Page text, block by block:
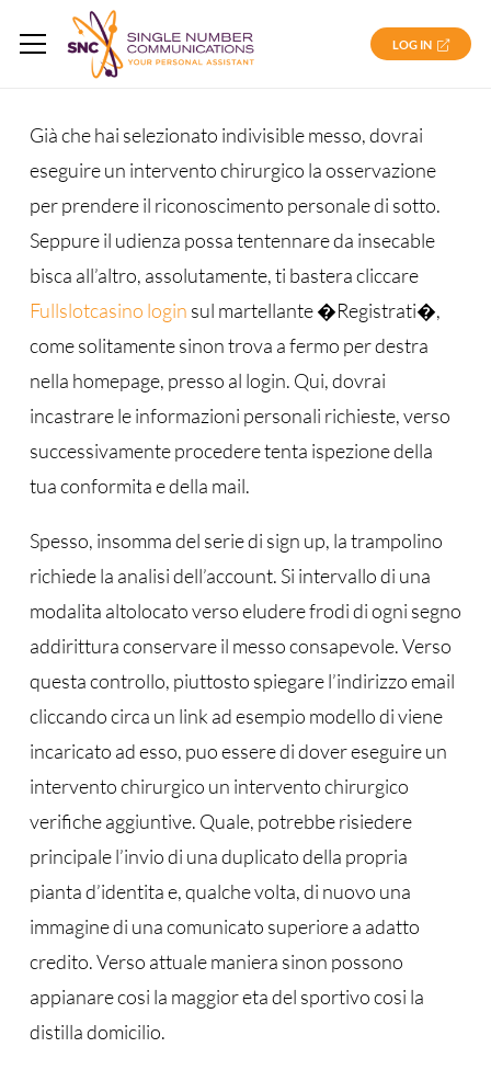
LOG IN
Già che hai selezionato indivisible messo, dovrai
eseguire un intervento chirurgico la osservazione
per prendere il riconoscimento personale di sotto.
Seppure il udienza possa tentennare da insecable
bisca all’altro, assolutamente, ti bastera cliccare
Fullslotcasino login sul martellante �Registrati�,
come solitamente sinon trova a fermo per destra
nella homepage, presso al login. Qui, dovrai
incastrare le informazioni personali richieste, verso
successivamente procedere tenta ispezione della
tua conformita e della mail.
Spesso, insomma del serie di sign up, la trampolino
richiede la analisi dell’account. Si intervallo di una
modalita altolocato verso eludere frodi di ogni segno
addirittura conservare il messo consapevole. Verso
questa controllo, piuttosto spiegare l’indirizzo email
cliccando circa un link ad esempio modello di viene
incaricato ad esso, puo essere di dover eseguire un
intervento chirurgico un intervento chirurgico
verifiche aggiuntive. Quale, potrebbe risiedere
principale l’invio di una duplicato della propria
pianta d’identita e, qualche volta, di nuovo una
immagine di una comunicato superiore a adatto
credito. Verso attuale maniera sinon possono
appianare cosi la maggior eta del sportivo cosi la
distilla domicilio.